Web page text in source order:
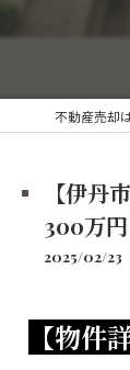
【伊丹
300万
2025/02/23
【物件